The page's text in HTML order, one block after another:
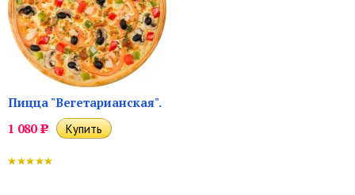
Пицца "Вегетарианская".
1 080 Р